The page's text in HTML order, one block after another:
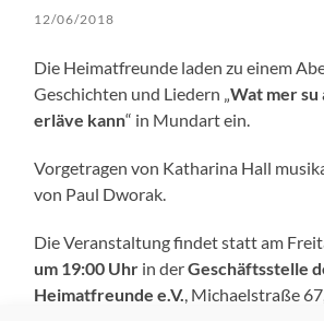
12/06/2018
Die Heimatfreunde laden zu einem
Geschichten und Liedern „Wat mer su
erläve kann“ in Mundart ein.
Vorgetragen von Katharina Hall
von Paul Dworak.
Die Veranstaltung findet statt am
um 19:00 Uhr in derGeschäftsstelle
Heimatfreunde e.V., Michaelstraße